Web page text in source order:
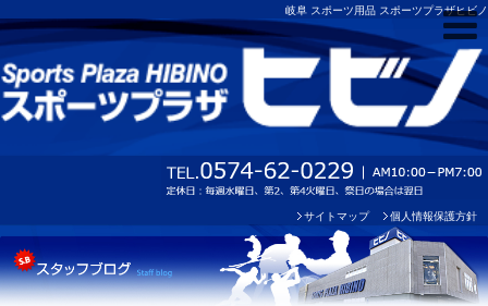
岐阜 スポーツ用品 スポーツプラザヒビノ
サイトマップ 個人情報保護方針